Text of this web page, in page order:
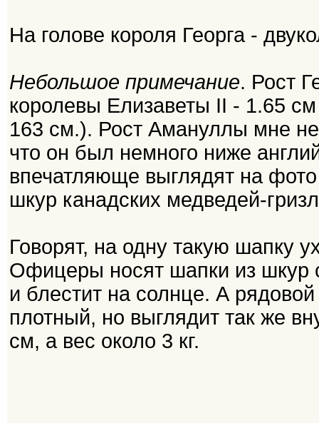
На голове короля Георга -
Небольшое примечание. Рост
королевы Елизаветы II - 1.65
163 см.). Рост Амануллы мне
что он был немного ниже
впечатляюще выглядят на
шкур канадских медведей-
Говорят, на одну такую шапку
Офицеры носят шапки из шкур
и блестит на солнце. А
плотный, но выглядит так же
см, а вес около 3 кг.